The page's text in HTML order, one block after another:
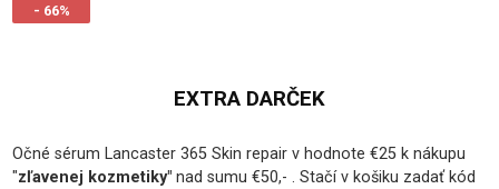
- 66%
EXTRA DARČEK
Očné sérum Lancaster 365 Skin repair v hodnote €25 k nákupu
"zľavenej kozmetiky" nad sumu €50,- . Stačí v košiku zadať kód